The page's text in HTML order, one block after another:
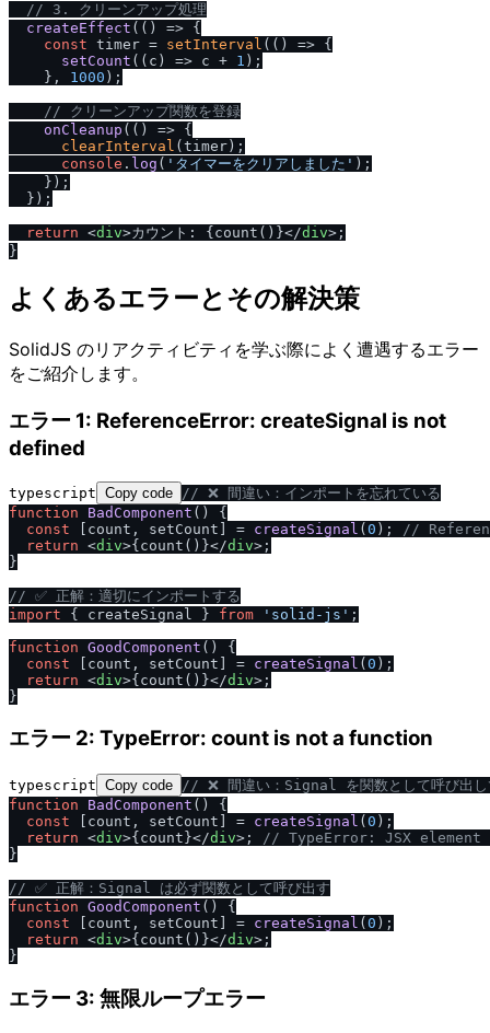
// 3. クリーンアップ処理
createEffect ( () => {
const timer = setInterval ( () => {
setCount ( ( c ) => c + 1 );
    },
1000 );
// クリーンアップ関数を登録
onCleanup ( () => {
clearInterval (timer);
console . log ( 'タイマーをクリアしました' );
    });
  });
return <div>カウント: {count()}</div> ;
よくあるエラーとその解決策
SolidJS のリアクティビティを学ぶ際によく遭遇するエラー
をご紹介します。
エラー 1: ReferenceError: createSignal is not
defined
typescript Copy code / / ❌ 間違い：インポートを忘れている
function
BadComponent ( ) {
const [count, setCount] = createSignal (0 ); / /
return <div>{count()}</div> ;
}
/ / ✅ 正解：適切にインポートする
import { createSignal } from 'solid-js' ;
function GoodComponent ( ) {
const [count, setCount] = createSignal (0 );
return <div>{count()}</div> ;
エラー 2: TypeError: count is not a function
typescript Copy code // ❌ 間違い：Signal を関数として呼び出し
function
BadComponent ( ) {
const [count, setCount] = createSignal ( 0 );
return <div>{count}</div> ; // TypeError: JSX
}
// ✅ 正解：Signal は必ず関数として呼び出す
function GoodComponent ( ) {
const [count, setCount] = createSignal ( 0 );
return <div>{count()}</div> ;
エラー 3: 無限ループエラー